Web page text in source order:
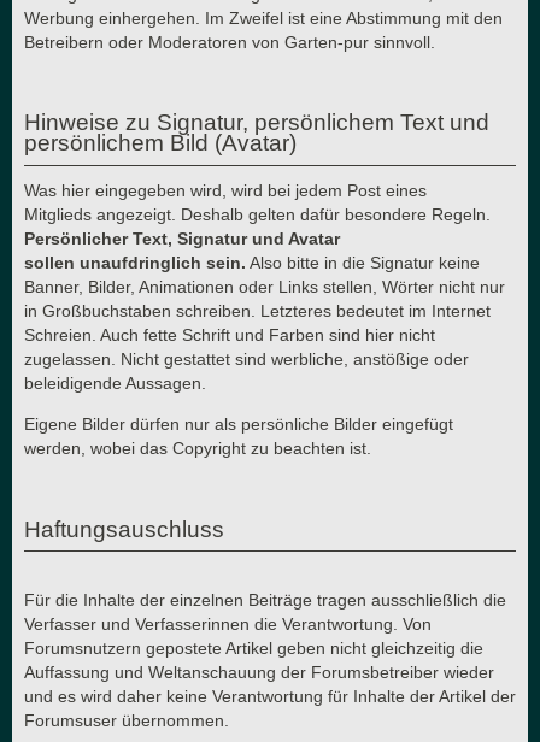
Werbung einhergehen. Im Zweifel ist eine Abstimmung mit den
Betreibern oder Moderatoren von Garten-pur sinnvoll.
Hinweise zu Signatur, persönlichem Text und
persönlichem Bild (Avatar)
Was hier eingegeben wird, wird bei jedem Post eines
Mitglieds angezeigt. Deshalb gelten dafür besondere Regeln.
Persönlicher Text, Signatur und Avatar
sollen unaufdringlich sein. Also bitte in die Signatur keine
Banner, Bilder, Animationen oder Links stellen, Wörter nicht nur
in Großbuchstaben schreiben. Letzteres bedeutet im Internet
Schreien. Auch fette Schrift und Farben sind hier nicht
zugelassen. Nicht gestattet sind werbliche, anstößige oder
beleidigende Aussagen.
Eigene Bilder dürfen nur als persönliche Bilder eingefügt
werden, wobei das Copyright zu beachten ist.
Haftungsauschluss
Für die Inhalte der einzelnen Beiträge tragen ausschließlich die
Verfasser und Verfasserinnen die Verantwortung. Von
Forumsnutzern gepostete Artikel geben nicht gleichzeitig die
Auffassung und Weltanschauung der Forumsbetreiber wieder
und es wird daher keine Verantwortung für Inhalte der Artikel der
Forumsuser übernommen.